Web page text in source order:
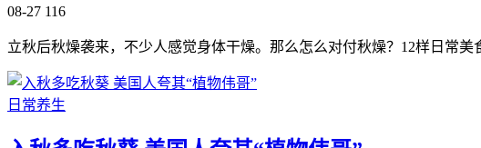
08-27 116
立秋后秋燥袭来，不少人感觉身体干燥。那么怎么对付秋燥？12样日常
日常养生